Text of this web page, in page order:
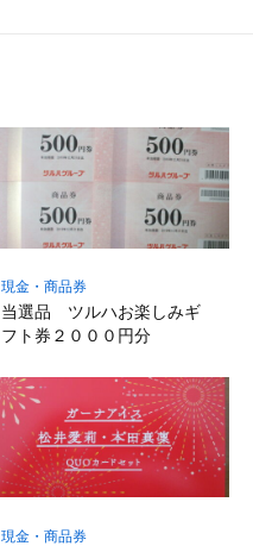
現金・商品券
当選品 ツルハお楽しみギ
フト券２０００円分
現金・商品券